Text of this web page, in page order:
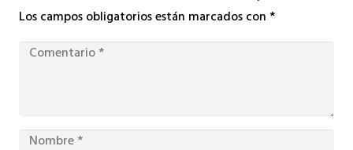
Los campos obligatorios están marcados con*